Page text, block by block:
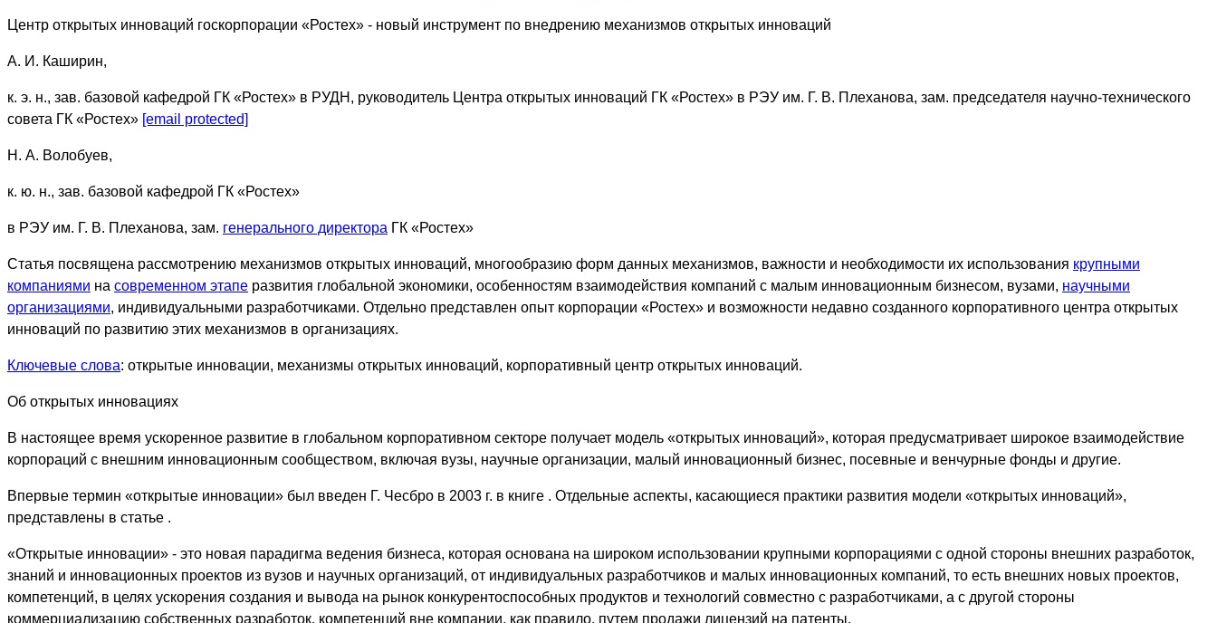
Центр открытых инноваций госкорпорации «Ростех» - новый инструмент по внедрению механизмов открытых инноваций
А. И. Каширин,
к. э. н., зав. базовой кафедрой ГК «Ростех» в РУДН, руководитель Центра открытых инноваций ГК «Ростех» в РЭУ им. Г. В. Плеханова, зам. председателя научно-технического
совета ГК «Ростех» [email protected]
Н. А. Волобуев,
к. ю. н., зав. базовой кафедрой ГК «Ростех»
в РЭУ им. Г. В. Плеханова, зам. генерального директора ГК «Ростех»
Статья посвящена рассмотрению механизмов открытых инноваций, многообразию форм данных механизмов, важности и необходимости их использования крупными
компаниями на современном этапе развития глобальной экономики, особенностям взаимодействия компаний с малым инновационным бизнесом, вузами, научными
организациями, индивидуальными разработчиками. Отдельно представлен опыт корпорации «Ростех» и возможности недавно созданного корпоративного центра открытых
инноваций по развитию этих механизмов в организациях.
Ключевые слова: открытые инновации, механизмы открытых инноваций, корпоративный центр открытых инноваций.
Об открытых инновациях
В настоящее время ускоренное развитие в глобальном корпоративном секторе получает модель «открытых инноваций», которая предусматривает широкое взаимодействие
корпораций с внешним инновационным сообществом, включая вузы, научные организации, малый инновационный бизнес, посевные и венчурные фонды и другие.
Впервые термин «открытые инновации» был введен Г. Чесбро в 2003 г. в книге . Отдельные аспекты, касающиеся практики развития модели «открытых инноваций»,
представлены в статье .
«Открытые инновации» - это новая парадигма ведения бизнеса, которая основана на широком использовании крупными корпорациями с одной стороны внешних разработок,
знаний и инновационных проектов из вузов и научных организаций, от индивидуальных разработчиков и малых инновационных компаний, то есть внешних новых проектов,
компетенций, в целях ускорения создания и вывода на рынок конкурентоспособных продуктов и технологий совместно с разработчиками, а с другой стороны
коммерциализацию собственных разработок, компетенций вне компании, как правило, путем продажи лицензий на патенты,